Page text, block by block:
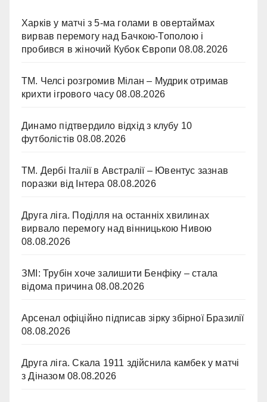
Харків у матчі з 5-ма голами в овертаймах
вирвав перемогу над Бачкою-Тополою і
пробився в жіночий Кубок Європи 08.08.2026
ТМ. Челсі розгромив Мілан – Мудрик отримав
крихти ігрового часу 08.08.2026
Динамо підтвердило відхід з клубу 10
футболістів 08.08.2026
ТМ. Дербі Італії в Австралії – Ювентус зазнав
поразки від Інтера 08.08.2026
Друга ліга. Поділля на останніх хвилинах
вирвало перемогу над вінницькою Нивою
08.08.2026
ЗМІ: Трубін хоче залишити Бенфіку – стала
відома причина 08.08.2026
Арсенал офіційно підписав зірку збірної Бразилії
08.08.2026
Друга ліга. Скала 1911 здійснила камбек у матчі
з Діназом 08.08.2026